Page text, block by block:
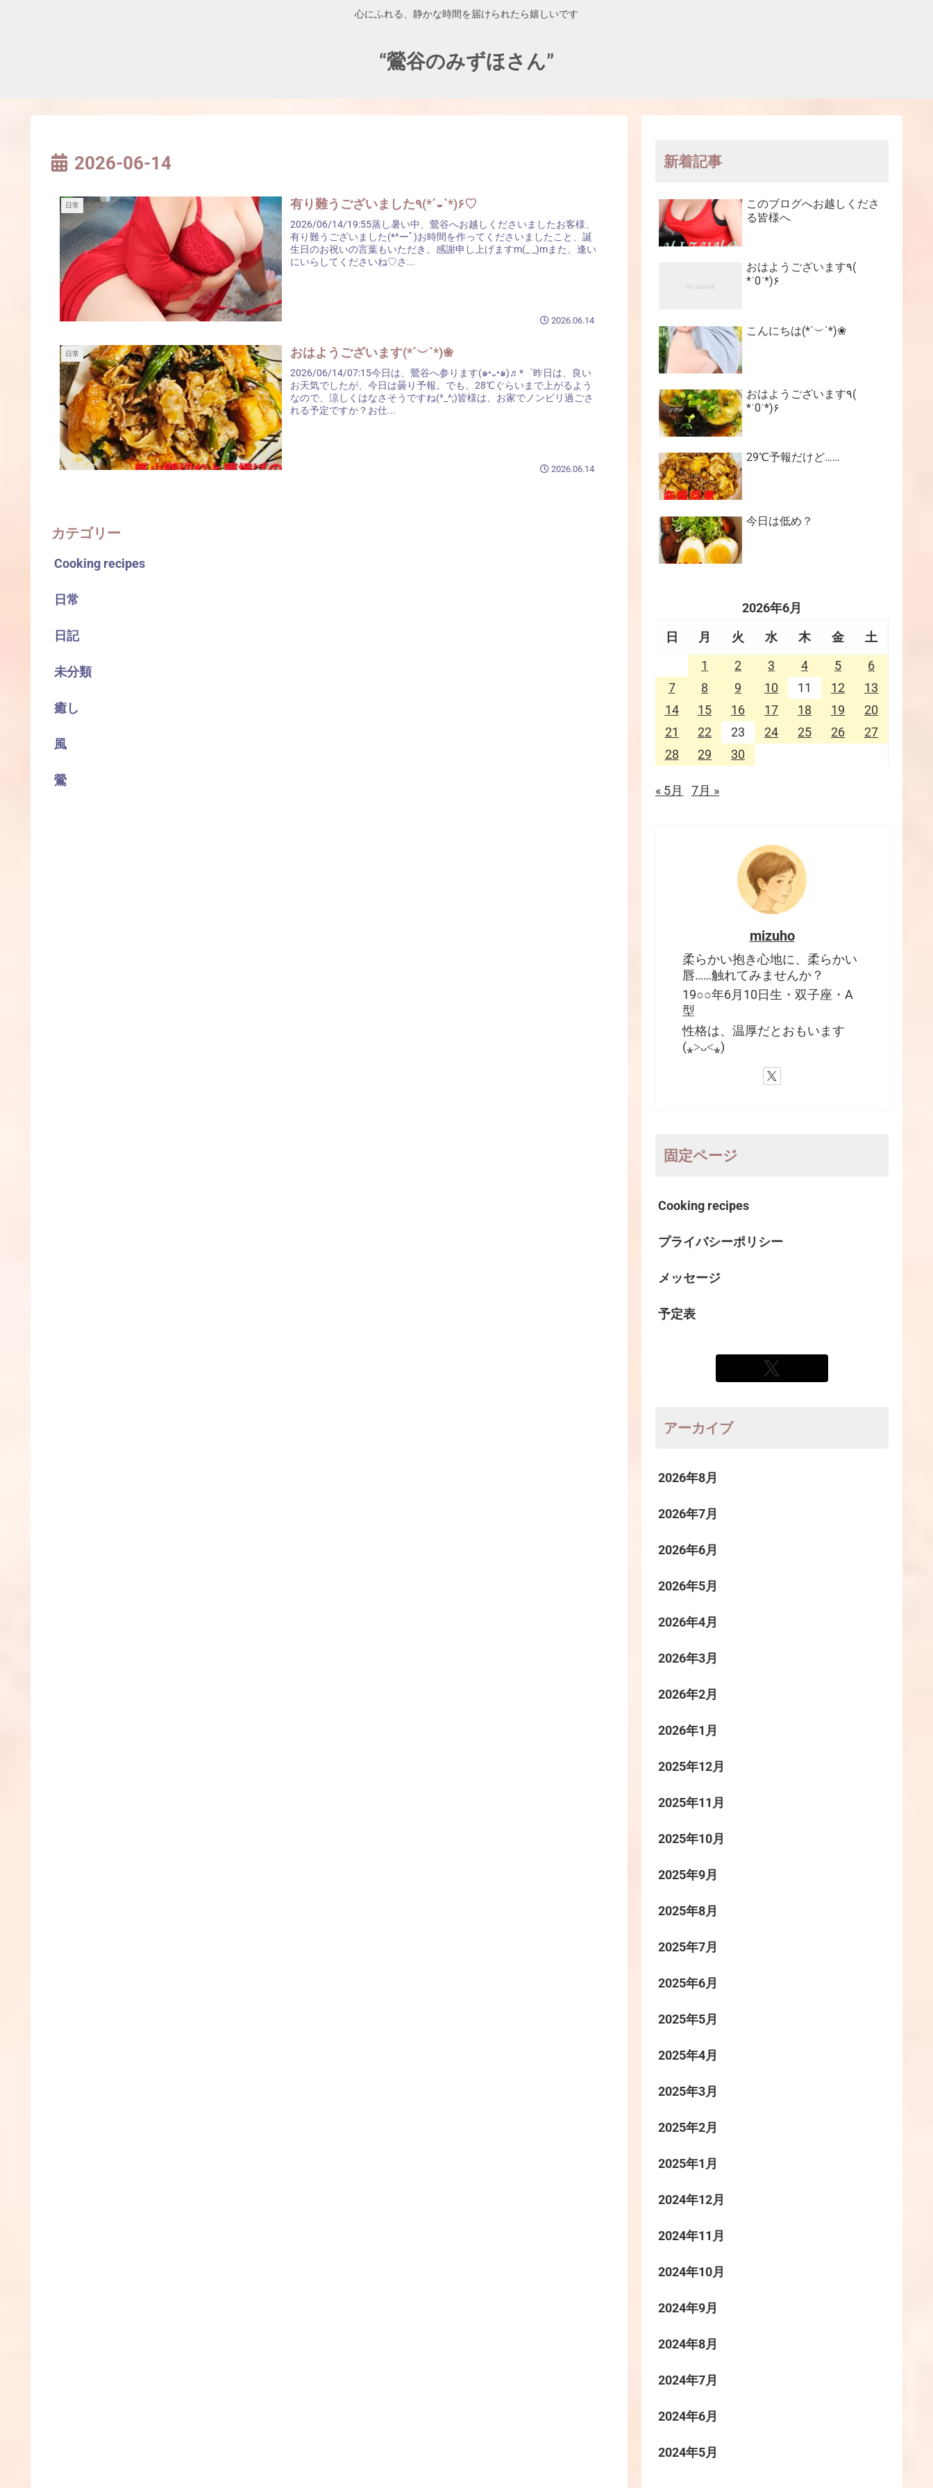
心にふれる、静かな時間を届けられたら嬉しいです
“鶯谷のみずほさん”
2026-06-14
日常 有り難うございました٩(*´◒`*)۶♡
2026/06/14/19:55蒸し暑い中、鶯谷へお越しくださいましたお客様、
有り難うございました(*^ーﾟ)お時間を作ってくださいましたこと、誕
生日のお祝いの言葉もいただき、感謝申し上げますm(_ _)mまた、逢い
にいらしてくださいね♡さ...
2026.06.14
日常 おはようございます(*´︶`*)❀
2026/06/14/07:15今日は、鶯谷へ参ります(๑•᎑•๑)♬*゜昨日は、良い
お天気でしたが、今日は曇り予報。でも、28℃ぐらいまで上がるよう
なので、涼しくはなさそうですね(^_^;)皆様は、お家でノンビリ過ごさ
れる予定ですか？お仕...
2026.06.14
カテゴリー
Cooking recipes
日常
日記
未分類
癒し
風
鶯
新着記事
このブログへお越しくださ
る皆様へ
おはようございます٩(
*˙0˙*)۶
こんにちは(*´︶`*)❀
おはようございます٩(
*˙0˙*)۶
29℃予報だけど……
今日は低め？
2026年6月
日
月 火 水 木 金
土
1
2 3 4 5
6
7
8 9 10 11 12
13
14
15 16 17 18 19
20
21
22 23 24 25 26
27
28
29 30
« 5月 7月 »
mizuho
柔らかい抱き心地に、柔らかい
唇……触れてみませんか？
19○○年6月10日生・双子座・A
型
性格は、温厚だとおもいます
(⁎˃ᴗ˂⁎)
固定ページ
Cooking recipes
プライバシーポリシー
メッセージ
予定表
アーカイブ
2026年8月
2026年7月
2026年6月
2026年5月
2026年4月
2026年3月
2026年2月
2026年1月
2025年12月
2025年11月
2025年10月
2025年9月
2025年8月
2025年7月
2025年6月
2025年5月
2025年4月
2025年3月
2025年2月
2025年1月
2024年12月
2024年11月
2024年10月
2024年9月
2024年8月
2024年7月
2024年6月
2024年5月